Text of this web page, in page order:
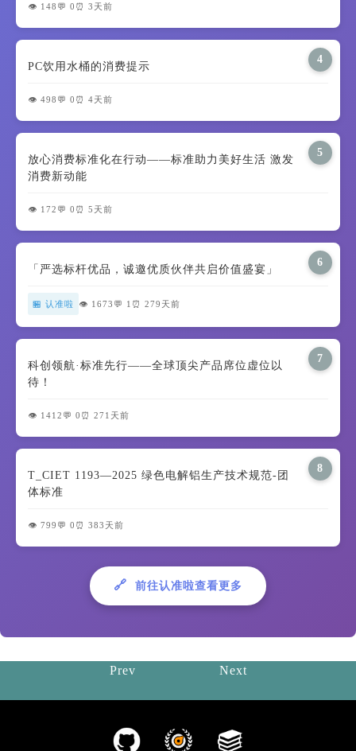
👁️ 148 💬 0 ⏰ 3天前
4
PC饮用水桶的消费提示
👁️ 498 💬 0 ⏰ 4天前
5
放心消费标准化在行动——标准助力美好生活 激发
消费新动能
👁️ 172 💬 0 ⏰ 5天前
6
「严选标杆优品，诚邀优质伙伴共启价值盛宴」
🏪 认准啦 👁️ 1673 💬 1 ⏰ 279天前
7
科创领航·标准先行——全球顶尖产品席位虚位以
待！
👁️ 1412 💬 0 ⏰ 271天前
8
T_CIET 1193—2025 绿色电解铝生产技术规范-团
体标准
👁️ 799 💬 0 ⏰ 383天前
🔗 前往认准啦查看更多
Prev Next